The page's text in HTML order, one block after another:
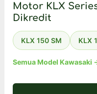
Motor KLX
Dikredit
KLX 150 SM KLX
Semua Model Kawasaki